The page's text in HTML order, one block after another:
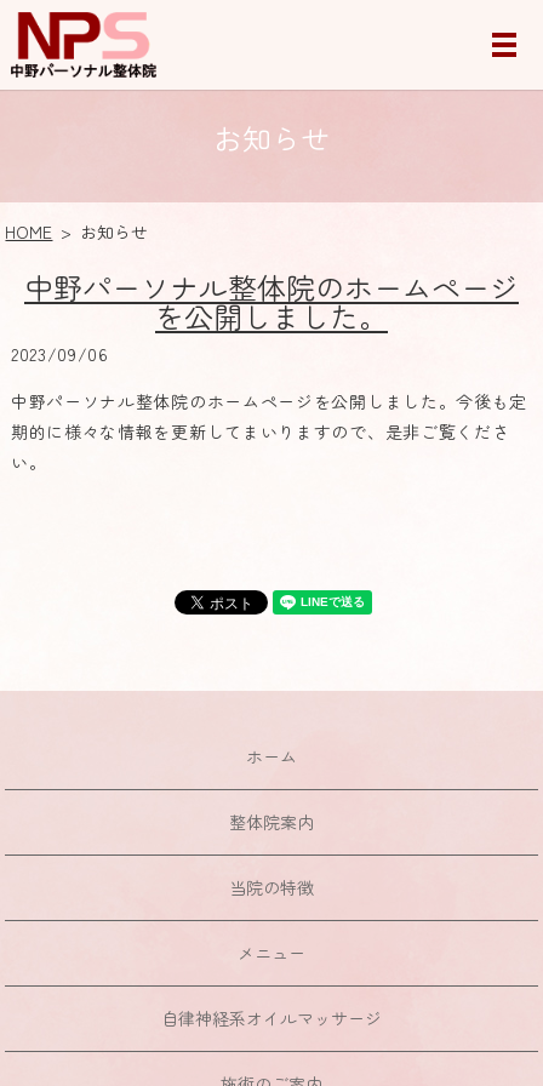
お知らせ
HOME お知らせ
中野パーソナル整体院のホームページ
を公開しました。
2023/09/06
中野パーソナル整体院のホームページを公開しました。今後も定
期的に様々な情報を更新してまいりますので、是非ご覧くださ
い。
ホーム
整体院案内
当院の特徴
メニュー
自律神経系オイルマッサージ